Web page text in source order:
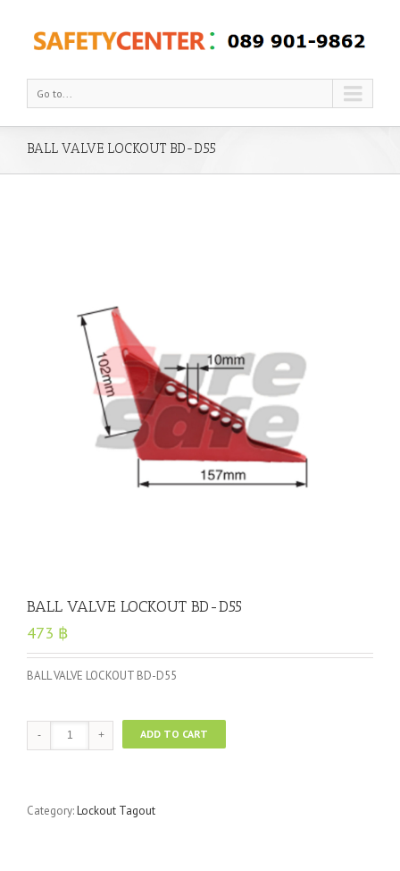
Go to...
BALL VALVE LOCKOUT BD-D55
BALL VALVE LOCKOUT BD-D55
473 ฿
BALL VALVE LOCKOUT BD-D55
BALL
VALVE
quantity
ADD TO CART
Category:Lockout Tagout